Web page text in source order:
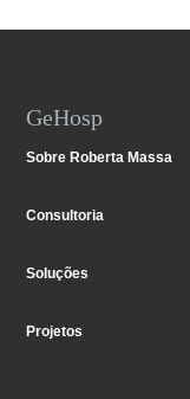
GeHosp
Sobre Roberta Massa
Consultoria
Soluções
Projetos